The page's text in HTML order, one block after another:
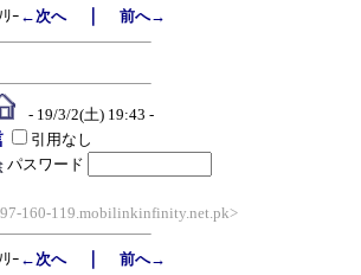
ﾘｰ←次へ｜ 前へ→
- 19/3/2(土) 19:43 -
引用なし
パスワード
160-119.mobilinkinfinity.net.pk>
ﾘｰ←次へ｜ 前へ→